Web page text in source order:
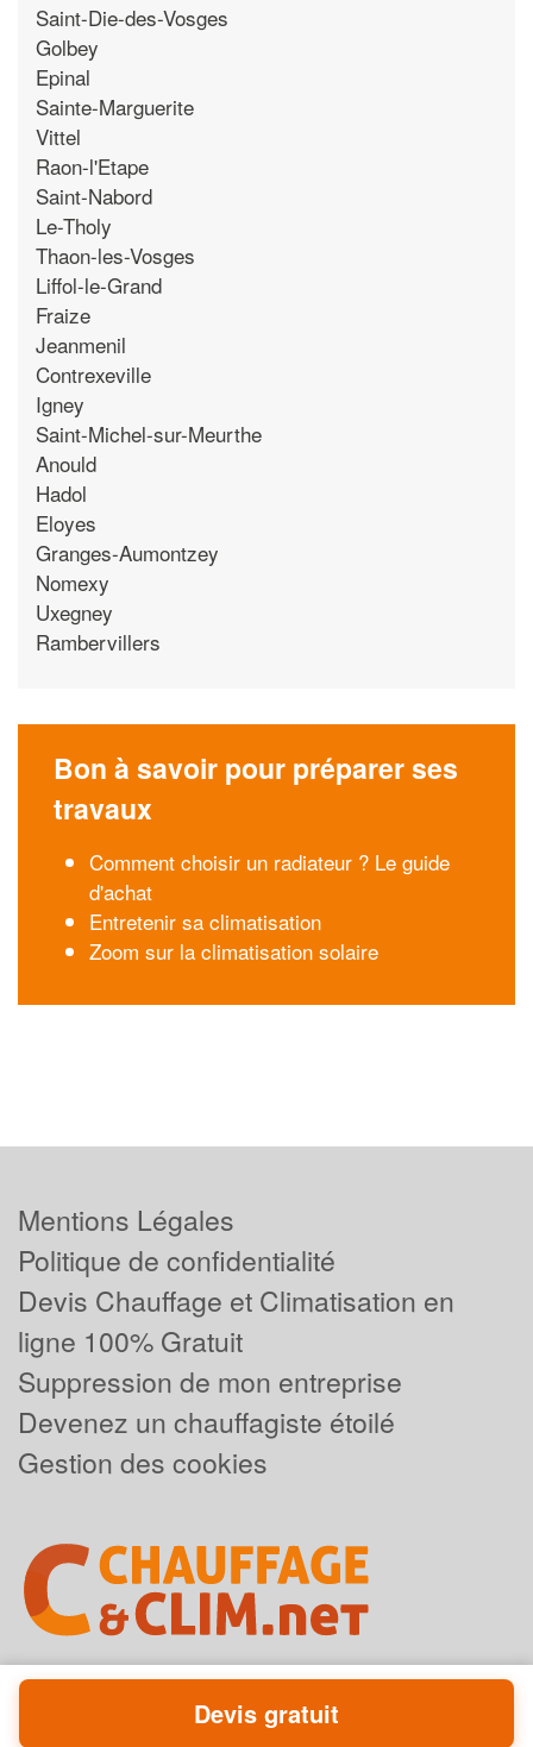
Saint-Die-des-Vosges
Golbey
Epinal
Sainte-Marguerite
Vittel
Raon-l'Etape
Saint-Nabord
Le-Tholy
Thaon-les-Vosges
Liffol-le-Grand
Fraize
Jeanmenil
Contrexeville
Igney
Saint-Michel-sur-Meurthe
Anould
Hadol
Eloyes
Granges-Aumontzey
Nomexy
Uxegney
Rambervillers
Bon à savoir pour préparer ses
travaux
Comment choisir un radiateur ? Le guide
d'achat
Entretenir sa climatisation
Zoom sur la climatisation solaire
Mentions Légales
Politique de confidentialité
Devis Chauffage et Climatisation en
ligne 100% Gratuit
Suppression de mon entreprise
Devenez un chauffagiste étoilé
Gestion des cookies
Powered byPlus que pro
Devis gratuit